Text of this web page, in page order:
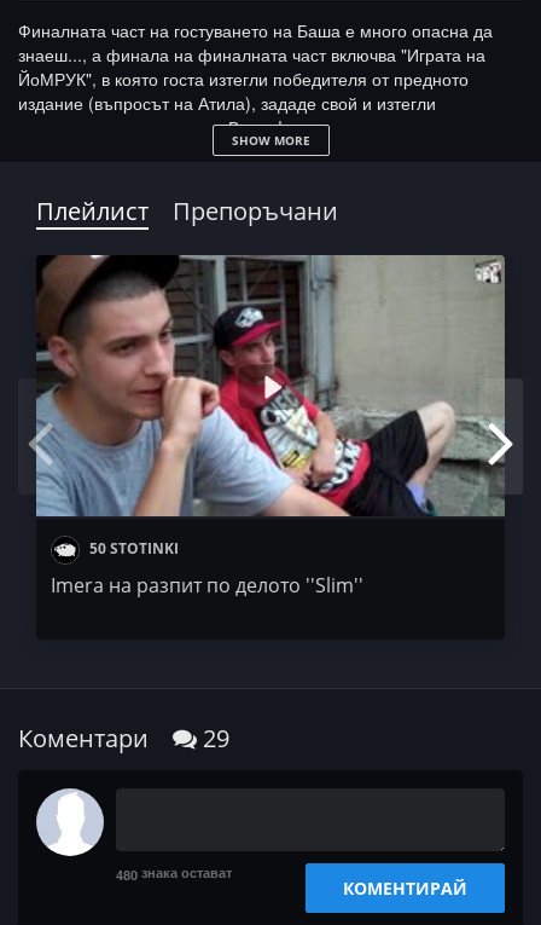
Финалната част на гостуването на Баша е много опасна да
знаеш..., а финала на финалната част включва "Играта на
ЙоМРУК", в която госта изтегли победителя от предното
издание (въпросът на Атила), зададе свой и изтегли
суперспециална награда. Вземи!
http://50stotinki.com/watch/yycbbc/Bashmotion__iomruk_14
Част 2:
Част 3:
http://50stotinki.com/watch/0ycbbc/Bashmotion__iomruk_34
SHOW MORE
Плейлист Препоръчани
50 STOTINKI
Imera на разпит по делото ''Slim''
Коментари 29
480 знака остават
КОМЕНТИРАЙ